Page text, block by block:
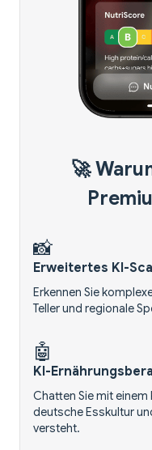
🚀
📸
Erweitertes KI-
Erkennen Sie
Teller und regionale
🤖
KI-
Chatten Sie mit
deutsche Esskultur
versteht.